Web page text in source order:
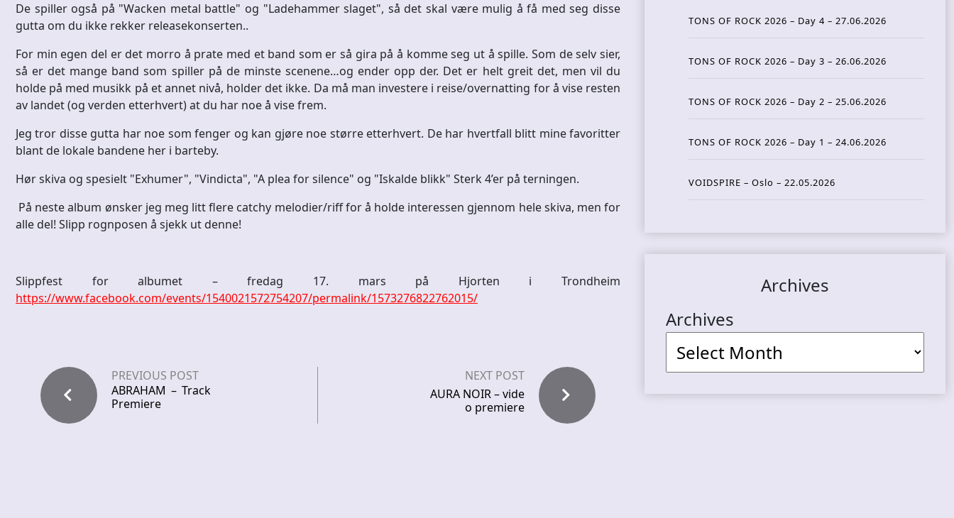
De spiller også på "Wacken metal battle" og "Ladehammer slaget", så det skal være mulig å få med seg disse
gutta om du ikke rekker releasekonserten..
For min egen del er det morro å prate med et band som er så gira på å komme seg ut å spille. Som de selv sier,
så er det mange band som spiller på de minste scenene…og ender opp der. Det er helt greit det, men vil du
holde på med musikk på et annet nivå, holder det ikke. Da må man investere i reise/overnatting for å vise resten
av landet (og verden etterhvert) at du har noe å vise frem.
Jeg tror disse gutta har noe som fenger og kan gjøre noe større etterhvert. De har hvertfall blitt mine favoritter
blant de lokale bandene her i barteby.
Hør skiva og spesielt "Exhumer", "Vindicta", "A plea for silence" og "Iskalde blikk" Sterk 4’er på terningen.
På neste album ønsker jeg meg litt flere catchy melodier/riff for å holde interessen gjennom hele skiva, men for
alle del! Slipp rognposen å sjekk ut denne!
Slippfest for albumet – fredag 17. mars på Hjorten i Trondheim
https://www.facebook.com/events/1540021572754207/permalink/1573276822762015/
PREVIOUS POST
ABRAHAM – Track
Premiere
NEXT POST
AURA NOIR – vide
o premiere
TONS OF ROCK 2026 – Day 4 – 27.06.2026
TONS OF ROCK 2026 – Day 3 – 26.06.2026
TONS OF ROCK 2026 – Day 2 – 25.06.2026
TONS OF ROCK 2026 – Day 1 – 24.06.2026
VOIDSPIRE – Oslo – 22.05.2026
Archives
Archives